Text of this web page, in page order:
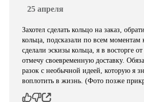
25 апреля
Захотел сделать кольцо на заказ,
кольца, подсказали по всем моментам
сделали эскизы кольца, я в восторге
отмечу своевременную доставку.
разок с необычной идеей, которую я
воплотить в жизнь. (Фото позже